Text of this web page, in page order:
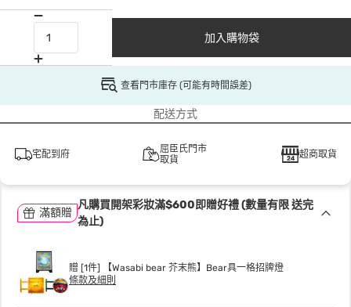
加入購物袋
查看門市庫存 (可能有時間誤差)
配送方式
宅配到府
屈臣氏門市
取貨
超商取貨
滿額贈
凡購買開架彩妝滿$600即贈好禮 (數量有限 送完
為止)
贈 [1件] 【Wasabi bear 芥末熊】Bear具一格招牌燈
條款及細則